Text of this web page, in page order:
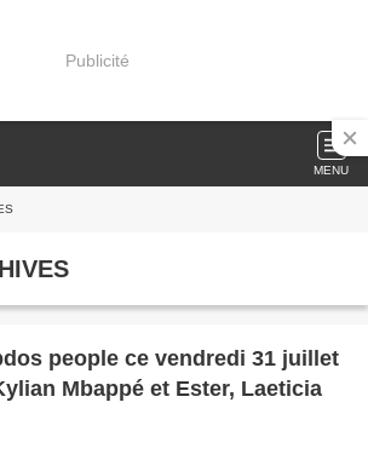
Publicité
MENU
people ce vendredi 31 juillet
Mbappé et Ester, Laeticia